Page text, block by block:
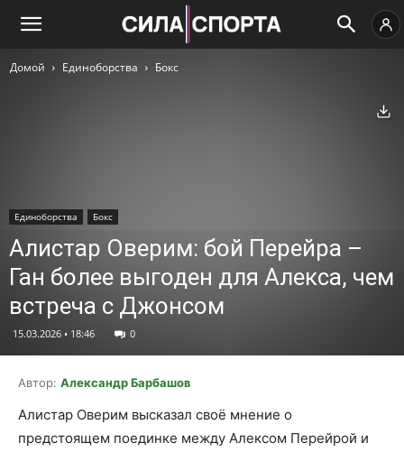
Домой Единоборства Бокс
Единоборства Бокс
Алистар Оверим: бой Перейра –
Ган более выгоден для Алекса, чем
встреча с Джонсом
15.03.2026 • 18:46 0
Автор: Александр Барбашов
Алистар Оверим высказал своё мнение о
предстоящем поединке между Алексом Перейрой и